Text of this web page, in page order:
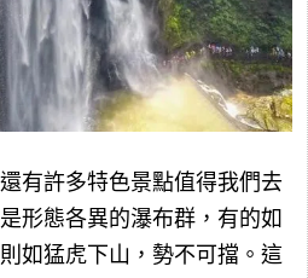
有許多特色景點值得我們去
形態各異的瀑布群，有的如
如猛虎下山，勢不可擋。這